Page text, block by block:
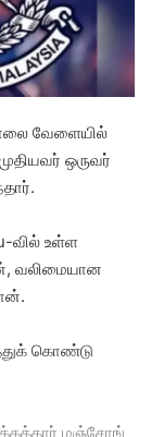
வேளையில்
ஒருவர்
வில் உள்ள
வலிமையான
கொண்டு
மஞ்சோங்